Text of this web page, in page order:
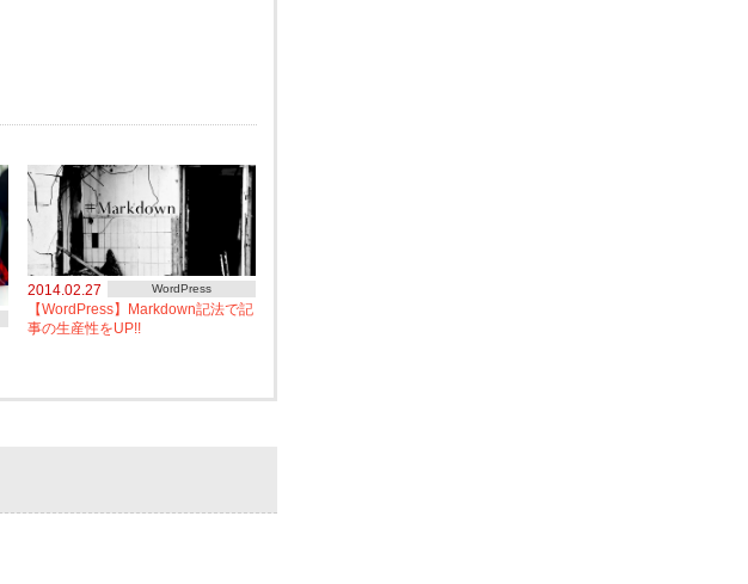
2014.02.27 WordPress
【WordPress】Markdown記法で記
事の生産性をUP!!